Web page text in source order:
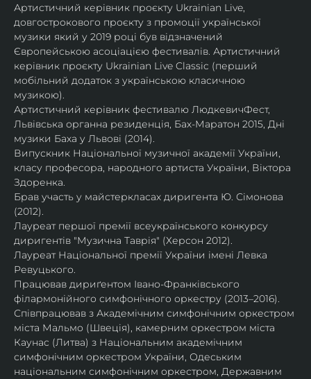
Артистичний керівник проєкту Ukrainian Live,
довгострокового проєкту з промоції української
музики який у 2019 році був відзначений
Європейською асоціацією фестивалів. Артистичний
керівник проєкту Ukrainian Live Classic (перший
мобільний додаток з українською класичною
музикою).
Артистичний керівник фестивалю ЛюдкевичФест,
Львівська органна резиденція, Бах-Маратон 2015, Дні
музики Баха у Львові (2014).
Випускник Національної музичної академії України,
класу професора, народного артиста України, Віктора
Здоренка.
Брав участь у майстеркласах диригента Ю. Сімонова
(2012).
Лауреат першої премії всеукраїнського конкурсу
диригентів "Музична Таврія" (Херсон 2012).
Лауреат Національної премії України імені Левка
Ревуцького.
Працював дириґентом Івано-Франківського
філармонійного симфонічного оркестру (2013–2016).
Співпрацював з Академічним симфонічним оркестром
міста Мальмо (Швеція), камерним оркестром міста
Каунас (Литва) з Національним академічним
симфонічним оркестром України, Одеським
національним симфонічним оркестром, Державним